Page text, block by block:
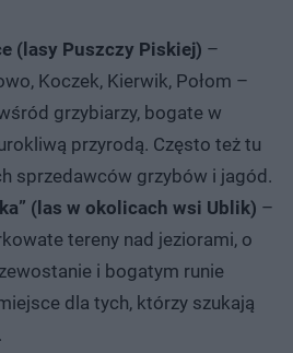
(lasy Puszczy Piskiej) –
Koczek, Kierwik, Połom –
grzybiarzy, bogate w
przyrodą. Często też tu
sprzedawców grzybów i jagód.
(las w okolicach wsi Ublik) –
tereny nad jeziorami, o
i bogatym runie
dla tych, którzy szukają